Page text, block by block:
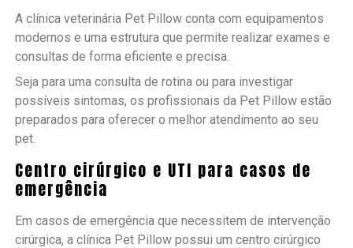
A clínica veterinária Pet Pillow conta com equipamentos
modernos e uma estrutura que permite realizar exames e
consultas de forma eficiente e precisa.
Seja para uma consulta de rotina ou para investigar
possíveis sintomas, os profissionais da Pet Pillow estão
preparados para oferecer o melhor atendimento ao seu
pet.
Centro cirúrgico e UTI para casos de
emergência
Em casos de emergência que necessitem de intervenção
cirúrgica, a clínica Pet Pillow possui um centro cirúrgico